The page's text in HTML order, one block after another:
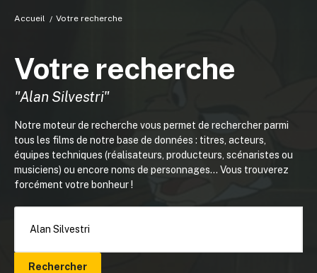
Accueil Votre recherche
Votre recherche
"Alan Silvestri"
Notre moteur de recherche vous permet de rechercher parmi
tous les films de notre base de données : titres, acteurs,
équipes techniques (réalisateurs, producteurs, scénaristes ou
musiciens) ou encore noms de personnages... Vous trouverez
forcément votre bonheur !
Rechercher